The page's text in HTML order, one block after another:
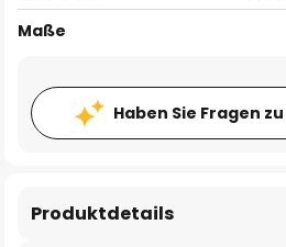
Maße
Haben Sie Fragen
Produktdetails